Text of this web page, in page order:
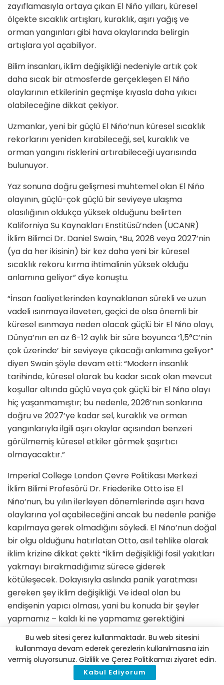
zayıflamasıyla ortaya çıkan El Niño yılları, küresel
ölçekte sıcaklık artışları, kuraklık, aşırı yağış ve
orman yangınları gibi hava olaylarında belirgin
artışlara yol açabiliyor.
Bilim insanları, iklim değişikliği nedeniyle artık çok
daha sıcak bir atmosferde gerçekleşen El Niño
olaylarının etkilerinin geçmişe kıyasla daha yıkıcı
olabileceğine dikkat çekiyor.
Uzmanlar, yeni bir güçlü El Niño’nun küresel sıcaklık
rekorlarını yeniden kırabileceği, sel, kuraklık ve
orman yangını risklerini artırabileceği uyarısında
bulunuyor.
Yaz sonuna doğru gelişmesi muhtemel olan El Niño
olayının, güçlü-çok güçlü bir seviyeye ulaşma
olasılığının oldukça yüksek olduğunu belirten
Kaliforniya Su Kaynakları Enstitüsü’nden (UCANR)
İklim Bilimci Dr. Daniel Swain, “Bu, 2026 veya 2027’nin
(ya da her ikisinin) bir kez daha yeni bir küresel
sıcaklık rekoru kırma ihtimalinin yüksek olduğu
anlamına geliyor” diye konuştu.
“İnsan faaliyetlerinden kaynaklanan sürekli ve uzun
vadeli ısınmaya ilaveten, geçici de olsa önemli bir
küresel ısınmaya neden olacak güçlü bir El Niño olayı,
Dünya’nın en az 6-12 aylık bir süre boyunca ‘1,5°C’nin
çok üzerinde’ bir seviyeye çıkacağı anlamına geliyor”
diyen Swain şöyle devam etti: “Modern insanlık
tarihinde, küresel olarak bu kadar sıcak olan mevcut
koşullar altında güçlü veya çok güçlü bir El Niño olayı
hiç yaşanmamıştır; bu nedenle, 2026’nın sonlarına
doğru ve 2027’ye kadar sel, kuraklık ve orman
yangınlarıyla ilgili aşırı olaylar açısından benzeri
görülmemiş küresel etkiler görmek şaşırtıcı
olmayacaktır.”
Imperial College London Çevre Politikası Merkezi
İklim Bilimi Profesörü Dr. Friederike Otto ise El
Niño’nun, bu yılın ilerleyen dönemlerinde aşırı hava
olaylarına yol açabileceğini ancak bu nedenle paniğe
kapılmaya gerek olmadığını söyledi. El Niño’nun doğal
bir olgu olduğunu hatırlatan Otto, asıl tehlike olarak
iklim krizine dikkat çekti: “İklim değişikliği fosil yakıtları
yakmayı bırakmadığımız sürece giderek
kötüleşecek. Dolayısıyla aslında panik yaratması
gereken şey iklim değişikliği. Ve ideal olan bu
endişenin yapıcı olması, yani bu konuda bir şeyler
yapmamız – kaldı ki ne yapmamız gerektiğini
biliyoruz. Fosil yakıt kullanımından çok, çok
uzaklaşmak için gerekli bilgi ve teknolojiye sahibiz.”
İklim Haber'i Google'da tercih edilen
Bu web sitesi çerez kullanmaktadır. Bu web sitesini
kullanmaya devam ederek çerezlerin kullanılmasına izin
vermiş oluyorsunuz. Gizlilik ve Çerez Politikamızı ziyaret edin.
Kabul Ediyorum